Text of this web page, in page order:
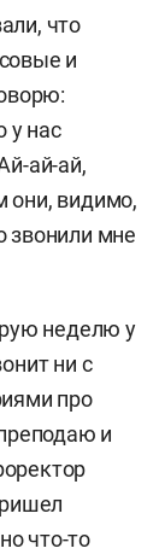
что
и
у нас
ай-ай,
они, видимо,
звонили мне
неделю у
ни с
про
и
что-то